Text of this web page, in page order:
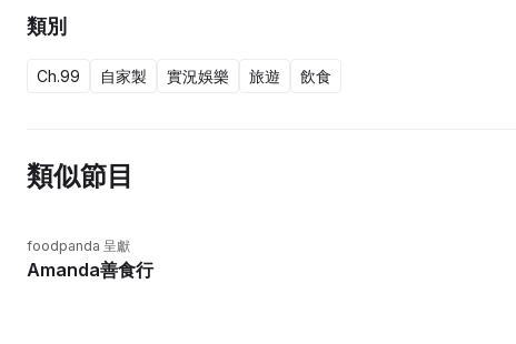
類別
Ch.99 自家製 實況娛樂 旅遊 飲食
類似節目
foodpanda 呈獻
Amanda善食行